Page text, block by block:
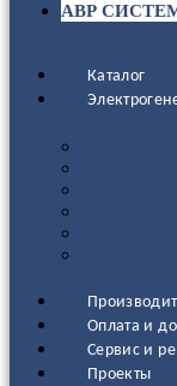
АВР
Каталог
Оплата и
Сервис и
Проекты